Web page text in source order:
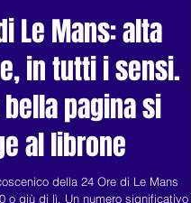
Le Mans: alta
in tutti i sensi.
pagina si
al librone